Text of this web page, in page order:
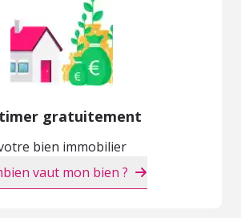
gratuitement
bien immobilier
vaut mon bien ?